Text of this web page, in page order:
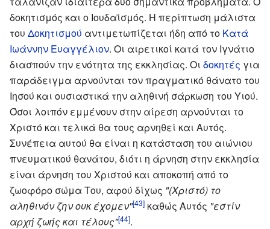
δοκητισμός και ο Ιουδαϊσμός. Η περίπτωση μάλιστα
του Δοκητισμού αντιμετωπίζεται ήδη από το Κατά
Ιωάννην Ευαγγέλιον. Οι αιρετικοί κατά τον Ιγνάτιο
διασπούν την ενότητα της εκκλησίας. Οι δοκητές για
παράδειγμα αρνούνται τον πραγματικό θάνατο του
Ιησού και ουσιαστικά την αληθινή σάρκωση του Υιού.
Όσοι λοιπόν εμμένουν στην αίρεση αρνούνται το
Χριστό και τελικά θα τους αρνηθεί και Αυτός.
Συνέπεια αυτού θα είναι η κατάσταση του αιώνιου
πνευματικού θανάτου, διότι η άρνηση στην εκκλησία
είναι άρνηση του Χριστού και αποκοπή από το
ζωοφόρο σώμα Του, αφού δίχως "(Χριστό) το
αληθινόν ζην ουκ έχομεν"[43] καθώς Αυτός "εστίν
αρχή ζωής και τέλους"[44].